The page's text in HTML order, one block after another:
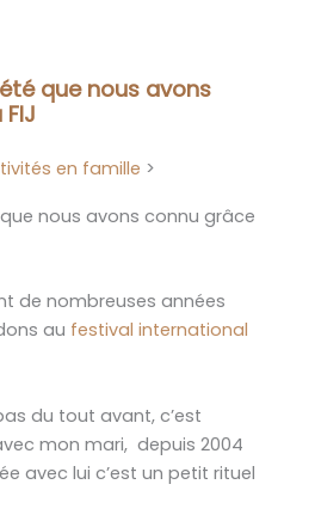
que nous avons
en famille
nous avons connu grâce
de nombreuses années
au festival international
du tout avant, c’est
mon mari, depuis 2004
avec lui c’est un petit rituel